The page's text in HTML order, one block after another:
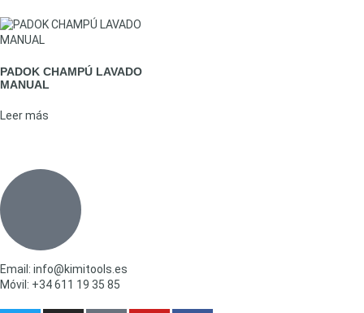
PADOK CHAMPÚ LAVADO
MANUAL
Leer más
Email: info@kimitools.es
Móvil: +34 611 19 35 85